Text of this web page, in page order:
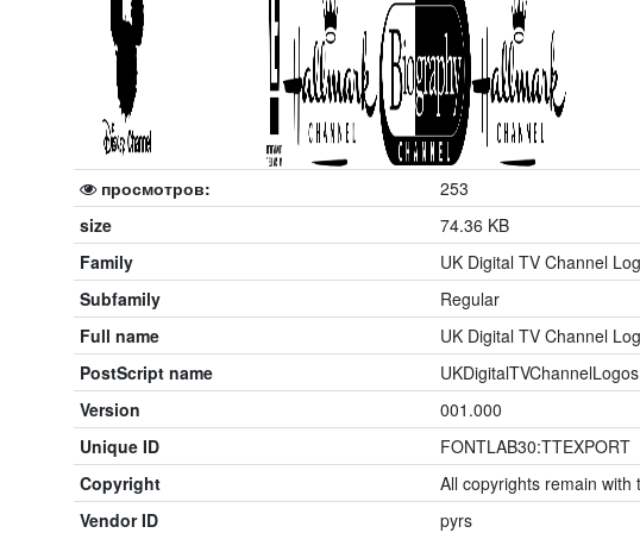
просмотров:
253
size
74.36 KB
Family
UK Digital TV Channel
Subfamily
Regular
Full name
UK Digital TV Channel
PostScript name
UKDigitalTVChannelLogos
Version
001.000
Unique ID
FONTLAB30:TTEXPORT
Copyright
All copyrights remain
Vendor ID
pyrs